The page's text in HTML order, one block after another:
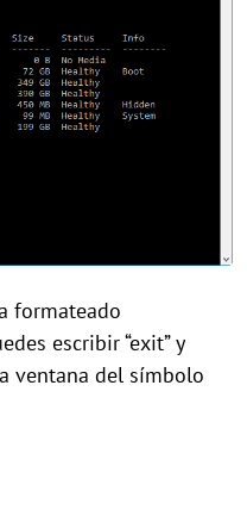
formateado
escribir “exit” y
ventana del símbolo